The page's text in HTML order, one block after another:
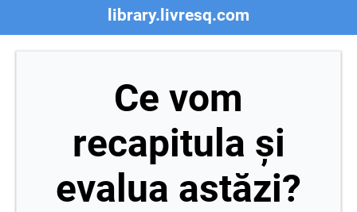
library.livresq.com
Ce vom
recapitula și
evalua astăzi?